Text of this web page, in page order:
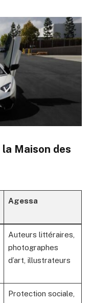
Maison des
Agessa
Auteurs littéraires,
photographes
d’art, illustrateurs
Protection sociale,